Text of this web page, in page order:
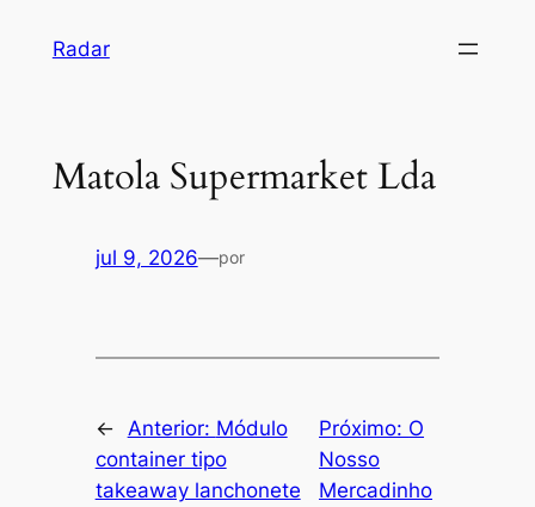
Radar
Matola Supermarket Lda
jul 9, 2026—por
← Anterior: Módulo
container tipo
takeaway lanchonete
Próximo: O
Nosso
Mercadinho